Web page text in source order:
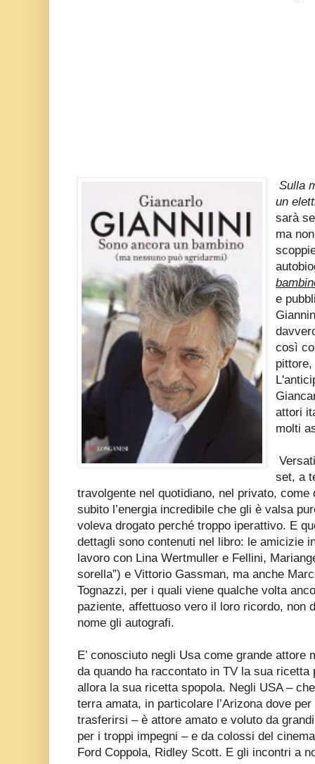
Sulla
un
sarà
ma
e
così
attori
molti
set, a
travolgente nel quotidiano, nel privato,
subito l’energia incredibile che gli è valsa
voleva drogato perché troppo iperattivo. E
dettagli sono contenuti nel libro: le amicizie
lavoro con Lina Wertmuller e Fellini,
sorella”) e Vittorio Gassman, ma anche
Tognazzi, per i quali viene qualche volta
paziente, affettuoso vero il loro ricordo, non
nome gli autografi.
E’ conosciuto negli Usa come grande attore
da quando ha raccontato in TV la sua
allora la sua ricetta spopola. Negli USA –
terra amata, in particolare l’Arizona dove
trasferirsi – è attore amato e voluto da
per i troppi impegni – e da colossi del
Ford Coppola, Ridley Scott. E gli incontri a